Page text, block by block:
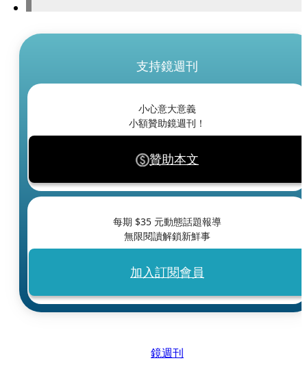
支持鏡週刊
小心意大意義
小額贊助鏡週刊！
贊助本文
每期 $35 元動態話題報導
無限閱讀解鎖新鮮事
加入訂閱會員
鏡週刊